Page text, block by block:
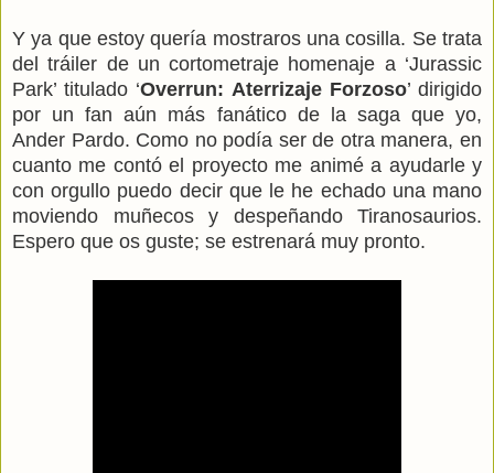
Y ya que estoy quería mostraros una cosilla. Se trata
del tráiler de un cortometraje homenaje a ‘Jurassic
Park’ titulado ‘Overrun: Aterrizaje Forzoso’ dirigido
por un fan aún más fanático de la saga que yo,
Ander Pardo. Como no podía ser de otra manera, en
cuanto me contó el proyecto me animé a ayudarle y
con orgullo puedo decir que le he echado una mano
moviendo muñecos y despeñando Tiranosaurios.
Espero que os guste; se estrenará muy pronto.